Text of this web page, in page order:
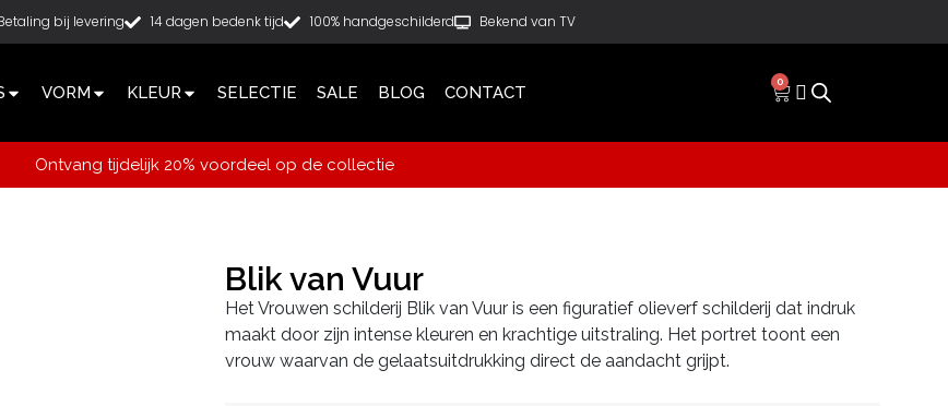
bij levering 14 dagen bedenk tijd 100% handgeschilderd Bekend van TV
VORM KLEUR SELECTIE SALE BLOG CONTACT
0
Ontvang tijdelijk 20% voordeel op de collectie
Blik van Vuur
Het Vrouwen schilderij Blik van Vuur is een figuratief olieverf schilderij dat indruk
maakt door zijn intense kleuren en krachtige uitstraling. Het portret toont een
vrouw waarvan de gelaatsuitdrukking direct de aandacht grijpt.